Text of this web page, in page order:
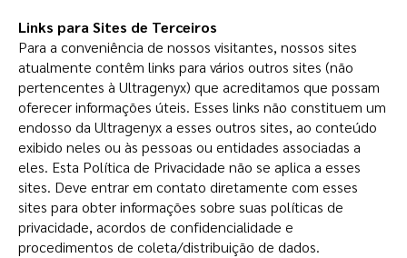
Links para Sites de Terceiros
Para a conveniência de nossos visitantes, nossos sites
atualmente contêm links para vários outros sites (não
pertencentes à Ultragenyx) que acreditamos que possam
oferecer informações úteis. Esses links não constituem um
endosso da Ultragenyx a esses outros sites, ao conteúdo
exibido neles ou às pessoas ou entidades associadas a
eles. Esta Política de Privacidade não se aplica a esses
sites. Deve entrar em contato diretamente com esses
sites para obter informações sobre suas políticas de
privacidade, acordos de confidencialidade e
procedimentos de coleta/distribuição de dados.